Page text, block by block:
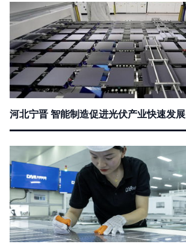
河北宁晋 智能制造促进光伏产业快速发展